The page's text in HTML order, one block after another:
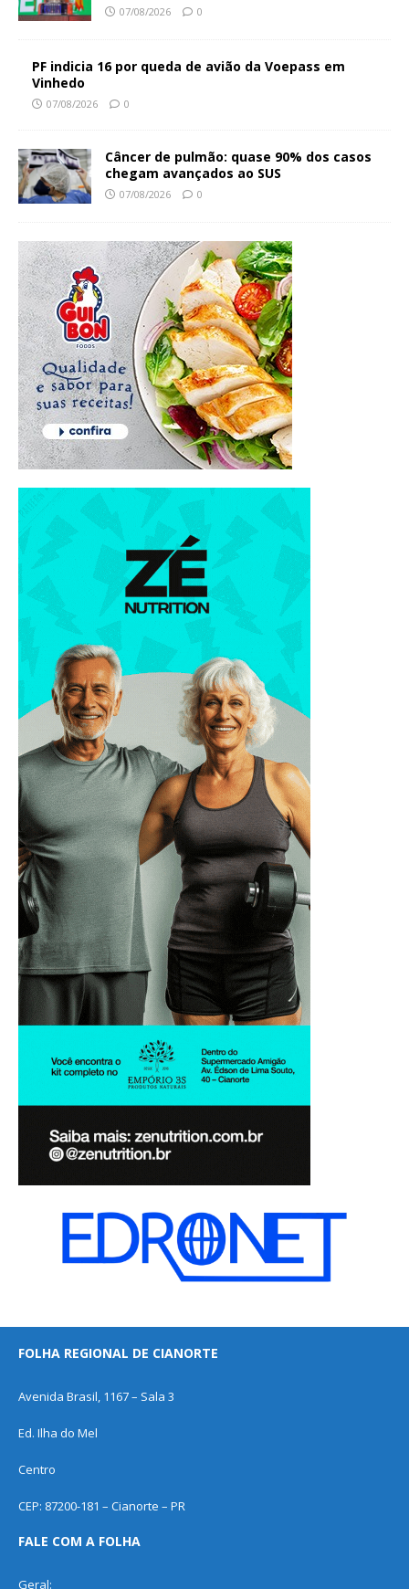
07/08/2026 0
PF indicia 16 por queda de avião da Voepass em
Vinhedo
07/08/2026 0
Câncer de pulmão: quase 90% dos casos
chegam avançados ao SUS
07/08/2026 0
FOLHA REGIONAL DE CIANORTE
Avenida Brasil, 1167 – Sala 3
Ed. Ilha do Mel
Centro
CEP: 87200-181 – Cianorte – PR
FALE COM A FOLHA
Geral: